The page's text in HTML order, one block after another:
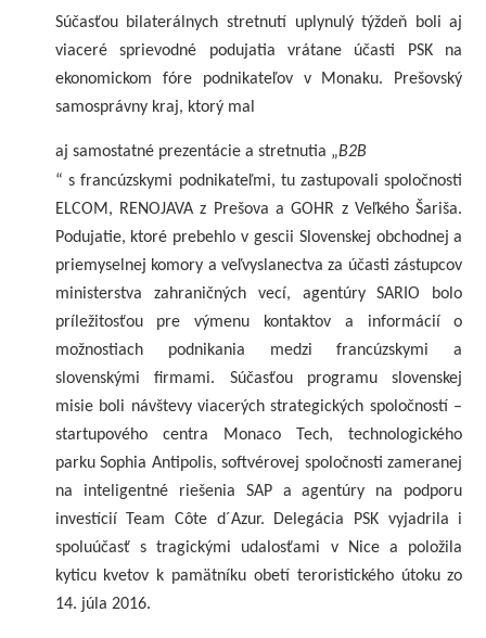
Súčasťou bilaterálnych stretnutí uplynulý týždeň boli aj
viaceré sprievodné podujatia vrátane účasti PSK na
ekonomickom fóre podnikateľov v Monaku. Prešovský
samosprávny kraj, ktorý mal
aj samostatné prezentácie a stretnutia „B2B
“ s francúzskymi podnikateľmi, tu zastupovali spoločnosti
ELCOM, RENOJAVA z Prešova a GOHR z Veľkého Šariša.
Podujatie, ktoré prebehlo v gescii Slovenskej obchodnej a
priemyselnej komory a veľvyslanectva za účasti zástupcov
ministerstva zahraničných vecí, agentúry SARIO bolo
príležitosťou pre výmenu kontaktov a informácií o
možnostiach podnikania medzi francúzskymi a
slovenskými firmami. Súčasťou programu slovenskej
misie boli návštevy viacerých strategických spoločností –
startupového centra Monaco Tech, technologického
parku Sophia Antipolis, softvérovej spoločnosti zameranej
na inteligentné riešenia SAP a agentúry na podporu
investícií Team Côte d´Azur. Delegácia PSK vyjadrila i
spoluúčasť s tragickými udalosťami v Nice a položila
kyticu kvetov k pamätníku obetí teroristického útoku zo
14. júla 2016.